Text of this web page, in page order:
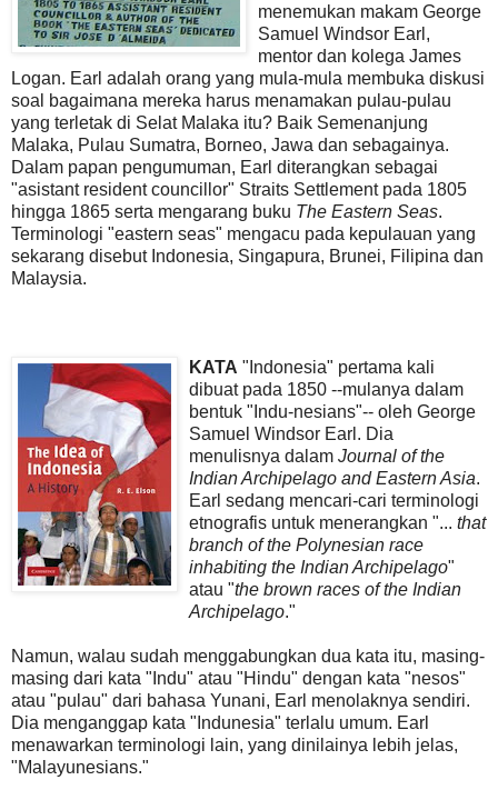
menemukan makam George
Samuel Windsor Earl,
mentor dan kolega James
Logan. Earl adalah orang yang mula-mula membuka diskusi
soal bagaimana mereka harus menamakan pulau-pulau
yang terletak di Selat Malaka itu? Baik Semenanjung
Malaka, Pulau Sumatra, Borneo, Jawa dan sebagainya.
Dalam papan pengumuman, Earl diterangkan sebagai
"asistant resident councillor" Straits Settlement pada 1805
hingga 1865 serta mengarang buku The Eastern Seas.
Terminologi "eastern seas" mengacu pada kepulauan yang
sekarang disebut Indonesia, Singapura, Brunei, Filipina dan
Malaysia.
KATA "Indonesia" pertama kali
dibuat pada 1850 --mulanya dalam
bentuk "Indu-nesians"-- oleh George
Samuel Windsor Earl. Dia
menulisnya dalam Journal of the
Indian Archipelago and Eastern Asia.
Earl sedang mencari-cari terminologi
etnografis untuk menerangkan "... that
branch of the Polynesian race
inhabiting the Indian Archipelago"
atau "the brown races of the Indian
Archipelago."
Namun, walau sudah menggabungkan dua kata itu, masing-
masing dari kata "Indu" atau "Hindu" dengan kata "nesos"
atau "pulau" dari bahasa Yunani, Earl menolaknya sendiri.
Dia menganggap kata "Indunesia" terlalu umum. Earl
menawarkan terminologi lain, yang dinilainya lebih jelas,
"Malayunesians."